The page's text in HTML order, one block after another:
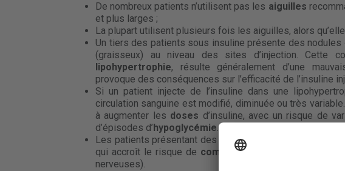
De nombreux patients n’utilisent pas les aiguilles
et plus larges ;
La plupart utilisent plusieurs fois les aiguilles, alors
Un tiers des patients sous insuline présente des
(graisseux) au niveau des sites d’injection. Cette
lipohypertrophie, résulte généralement d’une
provoque des conséquences sur l’efficacité de l’insuline
Si un patient injecte de l’insuline dans une
circulation sanguine est modifié, diminuée ou très
à augmenter les doses d’insuline, avec un risque de
d’épisodes d’ hypoglycémie.
Les patients présentant des lipohypertrophies ont un
qui accroît le risque de complications
nerveuses).